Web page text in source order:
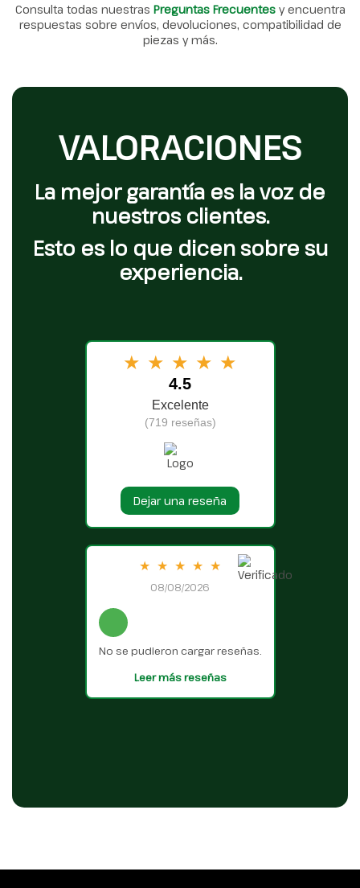
Consulta todas nuestras Preguntas Frecuentes y encuentra
respuestas sobre envíos, devoluciones, compatibilidad de
piezas y más.
VALORACIONES
La mejor garantía es la voz de
nuestros clientes.
Esto es lo que dicen sobre su
experiencia.
★ ★ ★ ★ ★
4.5
Excelente
(719 reseñas)
Dejar una reseña
★ ★ ★ ★ ★
08/08/2026
No se pudieron cargar reseñas.
Leer más reseñas